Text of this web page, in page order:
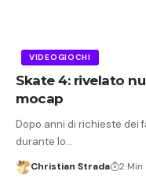
VIDEOGIOCHI
Skate 4: rivelato
mocap
Dopo anni di richieste dei
durante lo…
Christian Strada 2 Min